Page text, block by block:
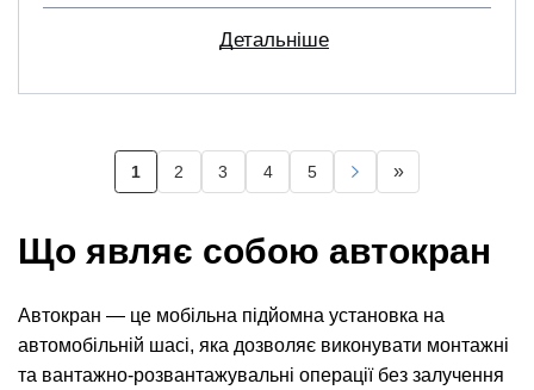
Детальніше
Поточна
сторінка
1 Page
2 Page
3 Page
4 Page
5
Наступна
сторінка
Остання
сторінка
»
Що являє собою автокран
Автокран — це мобільна підйомна установка на
автомобільній шасі, яка дозволяє виконувати монтажні
та вантажно-розвантажувальні операції без залучення